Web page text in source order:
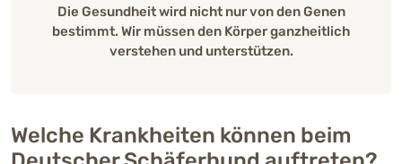
Die Gesundheit wird nicht nur von den Genen
bestimmt. Wir müssen den Körper ganzheitlich
verstehen und unterstützen.
Welche Krankheiten können beim